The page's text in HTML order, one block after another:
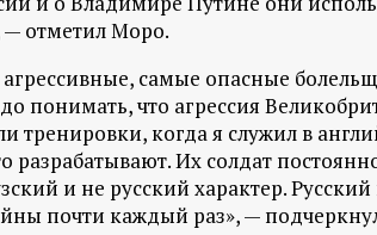
— отметил Моро.
самые опасные
понимать, что агрессия
тренировки, когда я служил в
разрабатывают. Их солдат
и не русский характер.
почти каждый раз», —